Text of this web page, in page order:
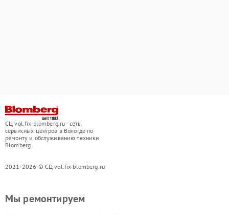
СЦ vol.fix-blomberg.ru - сеть
сервисных центров в Вологде по
ремонту и обслуживанию техники
Blomberg
2021-2026 © СЦ vol.fix-blomberg.ru
Мы ремонтируем